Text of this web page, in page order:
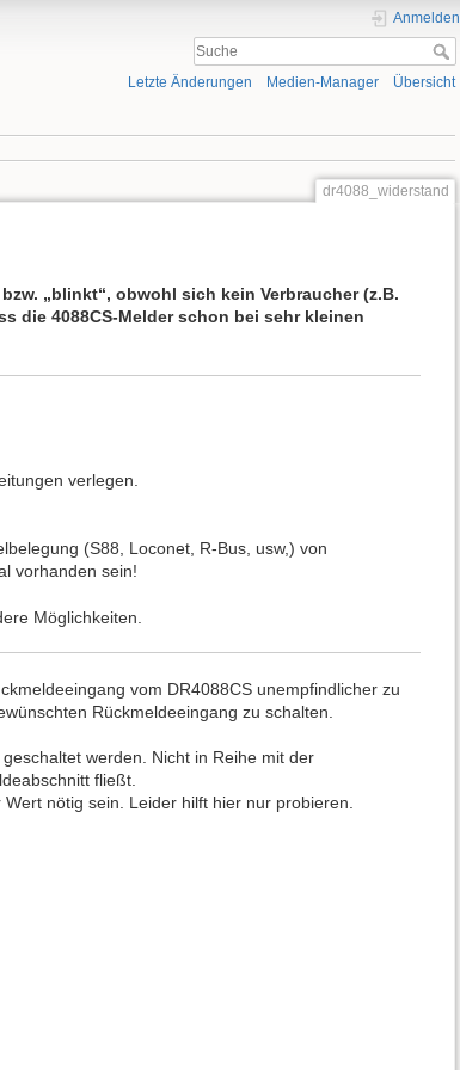
Anmelden
Letzte Änderungen Medien-Manager Übersicht
dr4088_widerstand
„blinkt“, obwohl sich kein Verbraucher (z.B.
die 4088CS-Melder schon bei sehr kleinen
verlegen.
(S88, Loconet, R-Bus, usw,) von
vorhanden sein!
Möglichkeiten.
vom DR4088CS unempfindlicher zu
Rückmeldeeingang zu schalten.
werden. Nicht in Reihe mit der
fließt.
nötig sein. Leider hilft hier nur probieren.